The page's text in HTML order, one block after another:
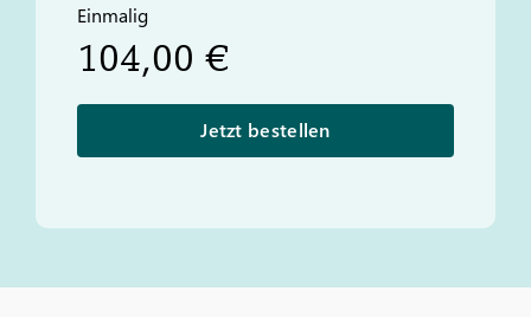
Einmalig
104,00 €
Jetzt bestellen